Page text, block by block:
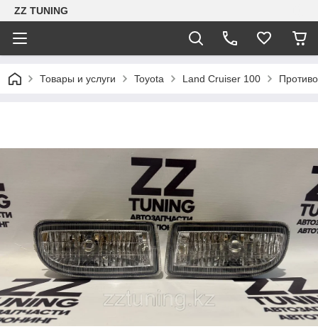
ZZ TUNING
Товары и услуги Toyota Land Cruiser 100